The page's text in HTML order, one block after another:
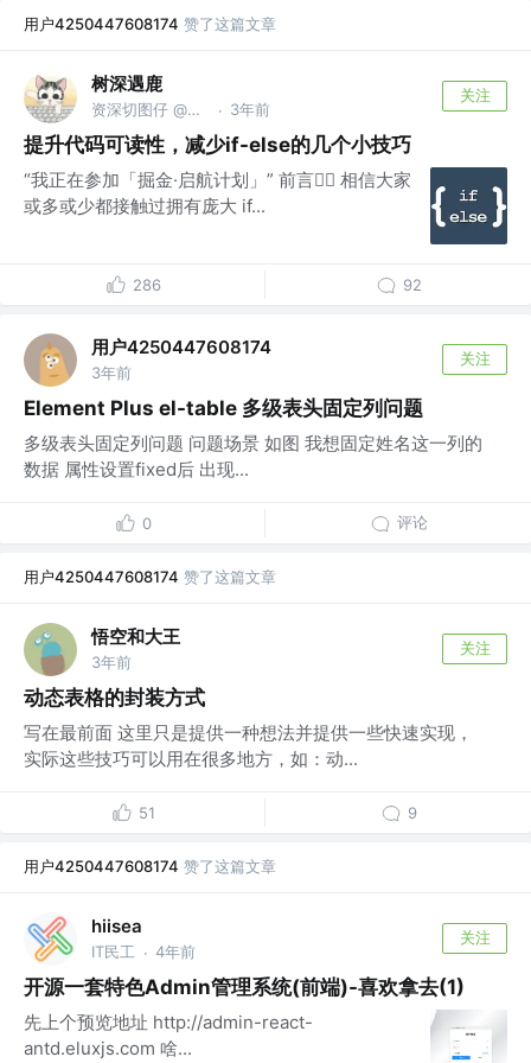
用户4250447608174 赞了这篇文章
树深遇鹿
资深切图仔 @不知名公司 · 3年前
关注
提升代码可读性，减少if-else的几个小技巧
“我正在参加「掘金·启航计划」” 前言💁‍♂️ 相信大家
或多或少都接触过拥有庞大 if...
286 92
用户4250447608174
3年前
关注
Element Plus el-table 多级表头固定列问题
多级表头固定列问题 问题场景 如图 我想固定姓名这一列的
数据 属性设置fixed后 出现...
0 评论
用户4250447608174 赞了这篇文章
悟空和大王
3年前
关注
动态表格的封装方式
写在最前面 这里只是提供一种想法并提供一些快速实现，
实际这些技巧可以用在很多地方，如：动...
51 9
用户4250447608174 赞了这篇文章
hiisea
IT民工 · 4年前
关注
开源一套特色Admin管理系统(前端)-喜欢拿去(1)
先上个预览地址 http://admin-react-
antd.eluxjs.com 啥...